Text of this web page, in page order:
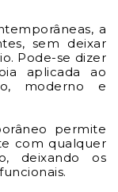
a
sem deixar
Pode-se dizer
aplicada ao
moderno e
permite
com qualquer
deixando os